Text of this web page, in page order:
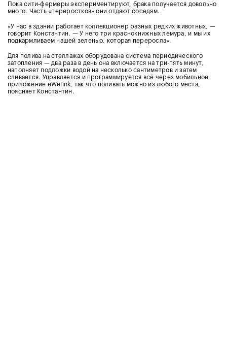
Пока сити-фермеры экспериментируют, брака получается довольно
много. Часть «переростков» они отдают соседям.
«У нас в здании работает коллекционер разных редких животных, —
говорит Константин. — У него три краснокнижных лемура, и мы их
подкармливаем нашей зеленью, которая переросла».
Для полива на стеллажах оборудована система периодического
затопления — два раза в день она включается на три-пять минут,
наполняет подложки водой на несколько сантиметров и затем
сливается. Управляется и программируется всё через мобильное
приложение eWelink, так что поливать можно из любого места,
поясняет Константин.